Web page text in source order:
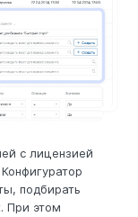
с лицензией
подбирать
При этом